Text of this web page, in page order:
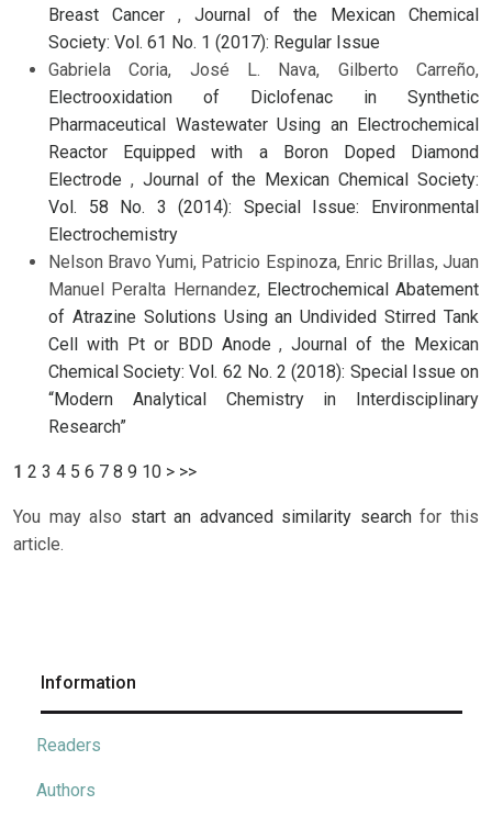
Breast Cancer , Journal of the Mexican Chemical
Society: Vol. 61 No. 1 (2017): Regular Issue
Gabriela Coria, José L. Nava, Gilberto Carreño,
Electrooxidation of Diclofenac in Synthetic
Pharmaceutical Wastewater Using an Electrochemical
Reactor Equipped with a Boron Doped Diamond
Electrode , Journal of the Mexican Chemical Society:
Vol. 58 No. 3 (2014): Special Issue: Environmental
Electrochemistry
Nelson Bravo Yumi, Patricio Espinoza, Enric Brillas, Juan
Manuel Peralta Hernandez, Electrochemical Abatement
of Atrazine Solutions Using an Undivided Stirred Tank
Cell with Pt or BDD Anode,Journal of the Mexican
Chemical Society: Vol. 62 No. 2 (2018): Special Issue on
“Modern Analytical Chemistry in Interdisciplinary
Research”
1 2 3 4 5 6 7 8 9 10 > >>
You may also start an advanced similarity searchfor this
article.
Information
Readers
Authors